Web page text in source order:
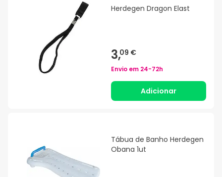
Herdegen Dragon Elast
3,09 €
Envio em 24-72h
Adicionar
Tábua de Banho Herdegen
Obana 1ut